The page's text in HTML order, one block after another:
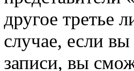
другое третье
случае, если
записи, вы